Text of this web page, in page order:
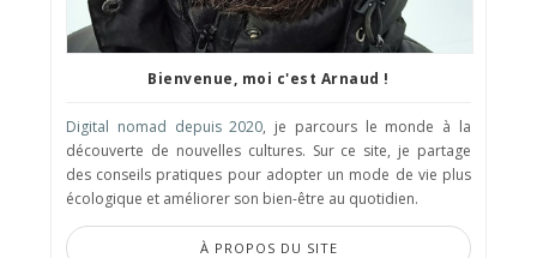
Bienvenue, moi c'est Arnaud !
Digital nomad depuis 2020, je parcours le monde à la
découverte de nouvelles cultures. Sur ce site, je partage
des conseils pratiques pour adopter un mode de vie plus
écologique et améliorer son bien-être au quotidien.
À PROPOS DU SITE